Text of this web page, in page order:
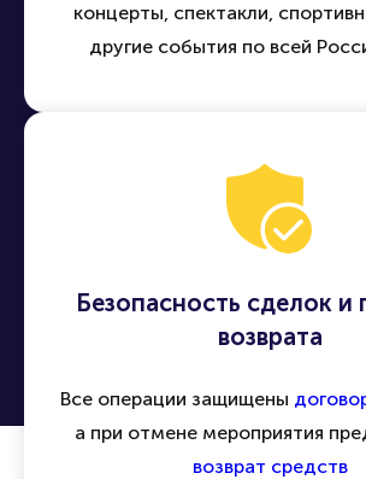
концерты, спектакли,
другие события по всей
Безопасность сделок и
возврата
Все операции защищены
а при отмене мероприятия
возврат средств